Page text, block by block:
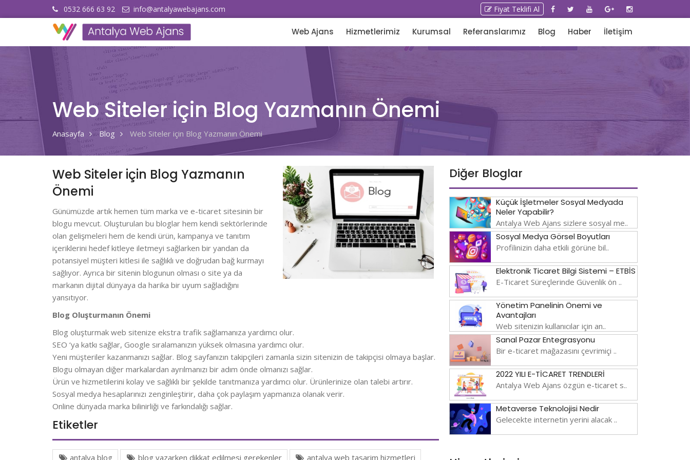
0532 666 63 92 info@antalyawebajans.com Fiyat Teklifi Al
Web Ajans Hizmetlerimiz Kurumsal Referanslarımız Blog Haber İletişim
Web Siteler için Blog Yazmanın Önemi
Anasayfa Blog Web Siteler için Blog Yazmanın Önemi
Web Siteler için Blog Yazmanın
Önemi
Günümüzde artık hemen tüm marka ve e-ticaret sitesinin bir
blogu mevcut. Oluşturulan bu bloglar hem kendi sektörlerinde
olan gelişmeleri hem de kendi ürün, kampanya ve tanıtım
içeriklerini hedef kitleye iletmeyi sağlarken bir yandan da
potansiyel müşteri kitlesi ile sağlıklı ve doğrudan bağ kurmayı
sağlıyor. Ayrıca bir sitenin blogunun olması o site ya da
markanın dijital dünyaya da harika bir uyum sağladığını
yansıtıyor.
Blog Oluşturmanın Önemi
Blog oluşturmak web sitenize ekstra trafik sağlamanıza yardımcı olur.
SEO ‘ya katkı sağlar, Google sıralamanızın yüksek olmasına yardımcı olur.
Yeni müşteriler kazanmanızı sağlar. Blog sayfanızın takipçileri zamanla sizin sitenizin de takipçisi olmaya başlar.
Blogu olmayan diğer markalardan ayrılmanızı bir adım önde olmanızı sağlar.
Ürün ve hizmetilerini kolay ve sağlıklı bir şekilde tanıtmanıza yardımcı olur. Ürünlerinize olan talebi artırır.
Sosyal medya hesaplarınızı zenginleştirir, daha çok paylaşım yapmanıza olanak verir.
Online dünyada marka bilinirliği ve farkındalığı sağlar.
Etiketler
antalya blog blog yazarken dikkat edilmesi gerekenler antalya web tasarim hizmetleri
Diğer Bloglar
Küçük İşletmeler Sosyal Medyada
Neler Yapabilir?
Antalya Web Ajans sizlere sosyal me..
Sosyal Medya Görsel Boyutları
Profilinizin daha etkili görüne bil..
Elektronik Ticaret Bilgi Sistemi – ETBİS
E-Ticaret Süreçlerinde Güvenlik ön ..
Yönetim Panelinin Önemi ve
Avantajları
Web sitenizin kullanıcılar için an..
Sanal Pazar Entegrasyonu
Bir e-ticaret mağazasını çevrimiçi ..
2022 YILI E-TİCARET TRENDLERİ
Antalya Web Ajans özgün e-ticaret s..
Metaverse Teknolojisi Nedir
Gelecekte internetin yerini alacak ..